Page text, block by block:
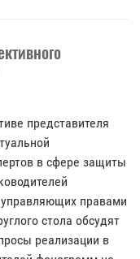
представителя
в сфере защиты
правами
стола обсудят
реализации в